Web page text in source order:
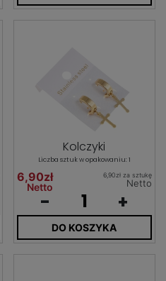
Kolczyki
Liczba sztuk w opakowaniu: 1
6,90zł
Netto
6,90zł za sztukę
Netto
- +
DO KOSZYKA